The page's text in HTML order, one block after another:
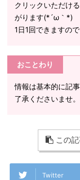
クリックいただけ
がります(*´ω｀*)
1日1回できますの
おことわり
情報は基本的に記
了承くださいませ。
この
Twitter